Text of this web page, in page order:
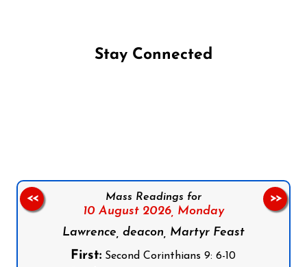
Stay Connected
Mass Readings for
10 August 2026, Monday
Lawrence, deacon, Martyr Feast
First: Second Corinthians 9: 6-10
<< >>